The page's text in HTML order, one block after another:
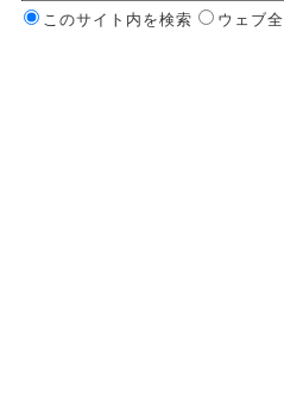
このサイト内を検索 ウェブ